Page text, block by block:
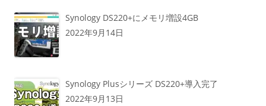
Synology DS220+にメモリ増設4GB
2022年9月14日
Synology Plusシリーズ DS220+導入完了
2022年9月13日